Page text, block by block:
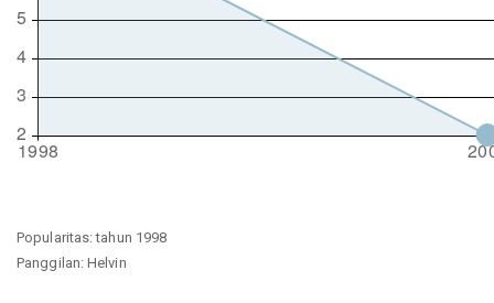
Popularitas: tahun 1998
Panggilan: Helvin